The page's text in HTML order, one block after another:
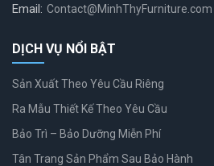
Email: Contact@MinhThyFurniture.com
DỊCH VỤ NỔI BẬT
Sản Xuất Theo Yêu Cầu Riêng
Ra Mẫu Thiết Kế Theo Yêu Cầu
Bảo Trì – Bảo Dưỡng Miễn Phí
Tân Trang Sản Phẩm Sau Bảo Hành